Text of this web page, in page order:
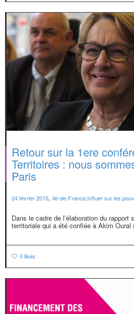
Retour sur la 1ere
Territoires : nous
Paris
24 février 2015, Ile-de-France,Influer sur les
Dans le cadre de l’élaboration du rapport
territoriale qui a été confiée à Akim Oural
0likes